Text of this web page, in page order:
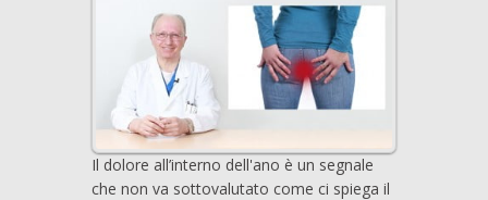
Il dolore all’interno dell'ano è un segnale
che non va sottovalutato come ci spiega il